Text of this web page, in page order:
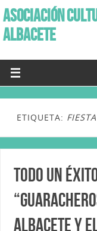
ASOCIACIÓN
ALBACETE
ETIQUETA:
Todo un
Albacete y